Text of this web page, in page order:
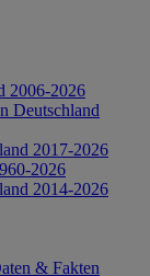
2006-2026
Deutschland
2017-2026
2026
2014-2026
& Fakten